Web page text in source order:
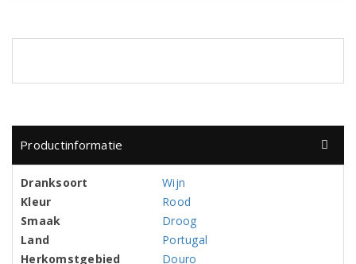
Productinformatie
Dranksoort
Wijn
Kleur
Rood
Smaak
Droog
Land
Portugal
Herkomstgebied
Douro